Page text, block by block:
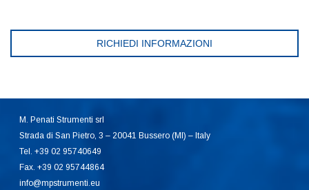
RICHIEDI INFORMAZIONI
M. Penati Strumenti srl
Strada di San Pietro, 3 – 20041 Bussero (MI) – Italy
Tel. +39 02 95740649
Fax. +39 02 95744864
info@mpstrumenti.eu